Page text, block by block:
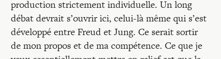
production strictement individuelle. Un long
débat devrait s’ouvrir ici, celui-là même qui s’est
développé entre Freud et Jung. Ce serait sortir
de mon propos et de ma compétence. Ce que je